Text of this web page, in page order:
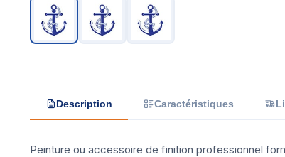
Description Caractéristiques
Peinture ou accessoire de finition professionnel